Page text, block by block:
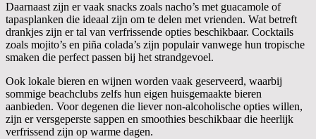
Daarnaast zijn er vaak snacks zoals nacho’s met guacamole of
tapasplanken die ideaal zijn om te delen met vrienden. Wat betreft
drankjes zijn er tal van verfrissende opties beschikbaar. Cocktails
zoals mojito’s en piña colada’s zijn populair vanwege hun tropische
smaken die perfect passen bij het strandgevoel.
Ook lokale bieren en wijnen worden vaak geserveerd, waarbij
sommige beachclubs zelfs hun eigen huisgemaakte bieren
aanbieden. Voor degenen die liever non-alcoholische opties willen,
zijn er versgeperste sappen en smoothies beschikbaar die heerlijk
verfrissend zijn op warme dagen.